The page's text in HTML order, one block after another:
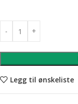
Legg til ønskeliste